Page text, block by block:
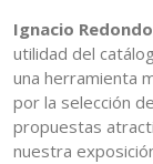
Ignacio
utilidad del
una herramienta
por la selección
propuestas
nuestra